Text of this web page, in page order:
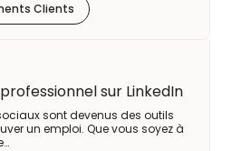
Clients
sur LinkedIn
sont devenus des outils
un emploi. Que vous soyez à